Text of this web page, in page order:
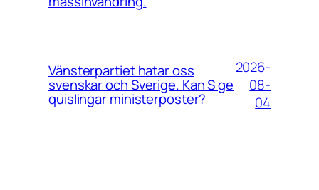
Vänsterpartiet hatar oss
svenskar och Sverige. Kan S ge
quislingar ministerposter?
2026-
08-
04